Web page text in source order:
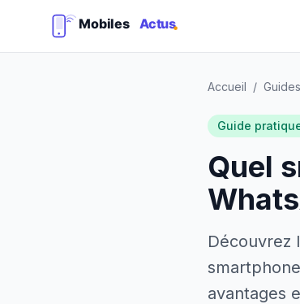
Accueil / Guides
Guide
Quel
Découvrez
avantages